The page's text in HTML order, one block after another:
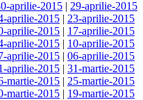
aprilie-2015 | 29-aprilie-2015
aprilie-2015 | 23-aprilie-2015
aprilie-2015 | 17-aprilie-2015
aprilie-2015 | 10-aprilie-2015
aprilie-2015 | 06-aprilie-2015
aprilie-2015 | 31-martie-2015
martie-2015 | 25-martie-2015
martie-2015 | 19-martie-2015